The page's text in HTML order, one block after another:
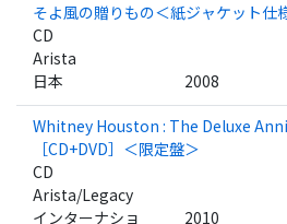
そよ風の贈りもの＜紙ジャケット仕
CD
Arista
日本
2008
Whitney Houston : The Deluxe
［CD+DVD］＜限定盤＞
CD
Arista/Legacy
インターナショ
2010